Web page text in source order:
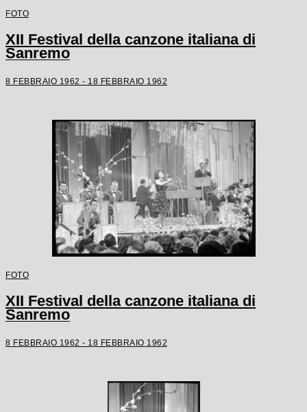
FOTO
XII Festival della canzone italiana di
Sanremo
8 FEBBRAIO 1962 - 18 FEBBRAIO 1962
FOTO
XII Festival della canzone italiana di
Sanremo
8 FEBBRAIO 1962 - 18 FEBBRAIO 1962